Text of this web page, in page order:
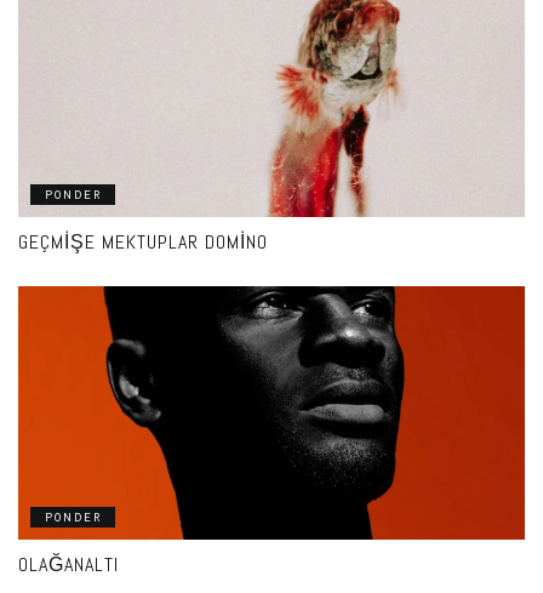
PONDER
GEÇMIŞE MEKTUPLAR DOMINO
PONDER
OLAĞANALTI